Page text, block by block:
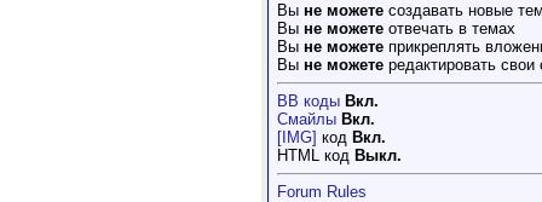
Вы не можете создавать новые
Вы не можете отвечать в темах
Вы не можете прикреплять
Вы не можете редактировать
BB коды Вкл.
Смайлы Вкл.
[IMG] код Вкл.
HTML код Выкл.
Forum Rules